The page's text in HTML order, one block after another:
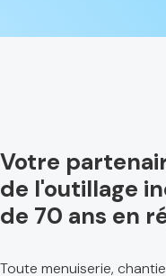
Votre
de l'outillage
de 70 ans en
Toute menuiserie,